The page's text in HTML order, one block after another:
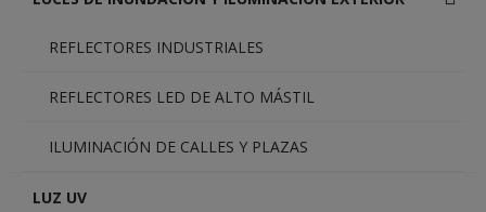
REFLECTORES INDUSTRIALES
REFLECTORES LED DE ALTO MÁSTIL
ILUMINACIÓN DE CALLES Y PLAZAS
LUZ UV